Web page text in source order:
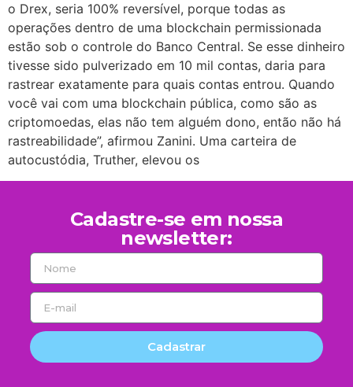
o Drex, seria 100% reversível, porque todas as
operações dentro de uma blockchain permissionada
estão sob o controle do Banco Central. Se esse dinheiro
tivesse sido pulverizado em 10 mil contas, daria para
rastrear exatamente para quais contas entrou. Quando
você vai com uma blockchain pública, como são as
criptomoedas, elas não tem alguém dono, então não há
rastreabilidade”, afirmou Zanini. Uma carteira de
autocustódia, Truther, elevou os
Cadastre-se em nossa
newsletter:
Cadastrar